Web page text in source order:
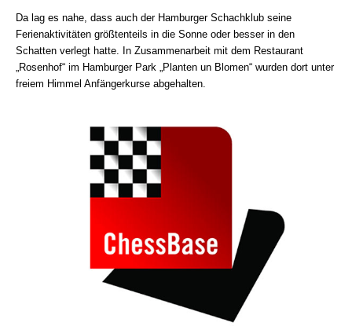
Da lag es nahe, dass auch der Hamburger Schachklub seine
Ferienaktivitäten größtenteils in die Sonne oder besser in den
Schatten verlegt hatte. In Zusammenarbeit mit dem Restaurant
„Rosenhof“ im Hamburger Park „Planten un Blomen“ wurden dort unter
freiem Himmel Anfängerkurse abgehalten.